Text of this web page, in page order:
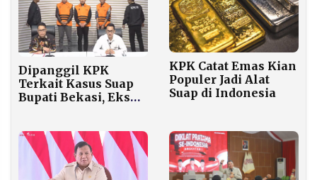
Dipanggil KPK
Terkait Kasus Suap
Bupati Bekasi, Eks
KPK Catat Emas Kian
Populer Jadi Alat
Suap di Indonesia